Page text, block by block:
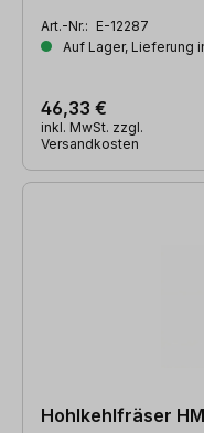
Art.-Nr.: E-12287
Auf Lager, Lieferung
46,33 €
inkl. MwSt. zzgl.
Versandkosten
Hohlkehlfräser HM